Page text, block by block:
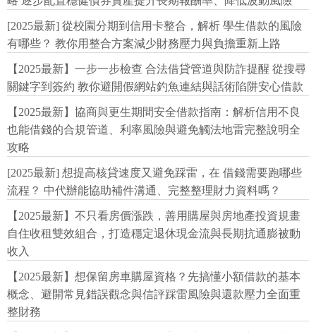
[2025最新] 從校園分期到信用卡整合，解析 學生借款的風險
有哪些？ 教你用整合方案減少財務壓力與負擔重新上路
【2025最新】一步一步檢查 合法借貸管道與防詐提醒 從搜尋
關鍵字到簽約 教你避開假網站釣魚連結與話術陷阱安心借款
【2025最新】協商與更生期間安全借款指南：解析信用不良
也能借錢的合規管道、利率風險與避免觸法地雷完整說明全
攻略
[2025最新] 想提高核貸速度又避免踩雷，在 借錢需要跑哪些
流程？ 中代辦能協助補件溝通、完整整理財力資料嗎？
【2025最新】不只看房價漲跌，善用購屋與房地產投資規畫
自住收租雙效組合，打造穩定退休現金流與長期抗通膨被動
收入
【2025最新】想保留房車購屋資格？先搞懂小額借款的基本
概念、避開常見錯誤觀念與信評踩雷風險與還款壓力全面重
整財務